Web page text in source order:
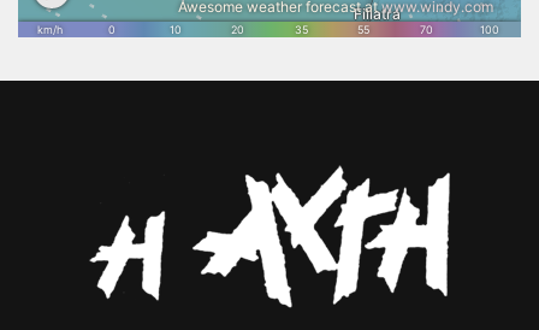
να στηρίζει κάθε πρωτοβουλία που συνδέει τον πολιτισμό με τη
βιώσιμη ανάπτυξη, την επιχειρηματικότητα και την εξωστρέφεια του
κληρονομιάς αποτελεί επένδυση στο μέλλον της Ηλείας και στις